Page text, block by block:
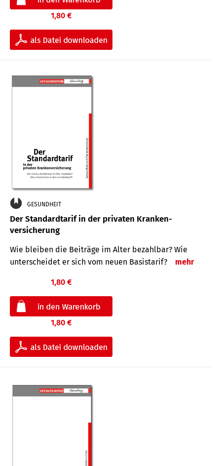
1,80 €
GESUNDHEIT
Der Standard­tarif in der privaten Kranken­
versicherung
Wie bleiben die Beiträge im Alter bezahlbar? Wie
unterscheidet er sich vom neuen Basistarif?
mehr
1,80 €
1,80 €